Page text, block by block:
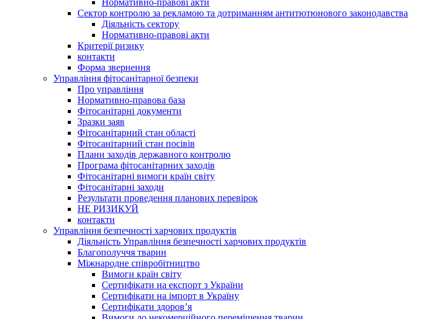
Нормативно-правові акти
Сектор контролю за рекламою та дотриманням антитютюнового законодавства
Діяльність сектору
Нормативно-правові акти
Критерії ризику
контакти
Форма звернення
Управління фітосанітарної безпеки
Про управління
Нормативно-правова база
Фітосанітарні документи
Зразки заяв
Фітосанітарний стан області
Фітосанітарний стан посівів
Плани заходів державного контролю
Програма фітосанітарних заходів
Фітосанітарні вимоги країн світу
Фітосанітарні заходи
Результати проведення планових перевірок
НЕ РИЗИКУЙ
контакти
Управління безпечності харчових продуктів
Діяльність Управління безпечності харчових продуктів
Благополуччя тварин
Міжнародне співробітництво
Вимоги країн світу
Сертифікати на експорт з України
Сертифікати на імпорт в Україну
Сертифікати здоров’я